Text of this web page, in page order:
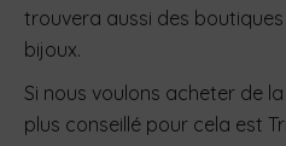
trouvera aussi des
bijoux.
Si nous voulons acheter de
plus conseillé pour cela est